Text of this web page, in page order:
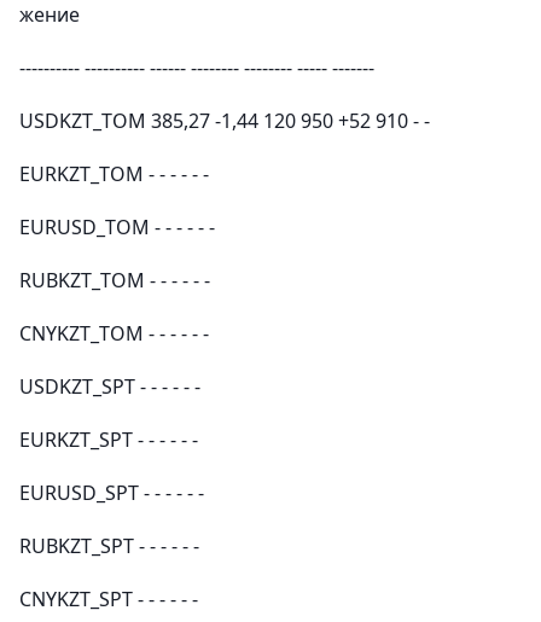
жение
---------- ---------- ------ -------- -------- ----- -------
USDKZT_TOM 385,27 -1,44 120 950 +52 910 - -
EURKZT_TOM - - - - - -
EURUSD_TOM - - - - - -
RUBKZT_TOM - - - - - -
CNYKZT_TOM - - - - - -
USDKZT_SPT - - - - - -
EURKZT_SPT - - - - - -
EURUSD_SPT - - - - - -
RUBKZT_SPT - - - - - -
CNYKZT_SPT - - - - - -